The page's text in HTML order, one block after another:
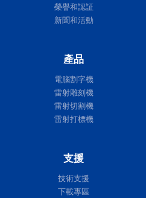
榮譽和認証
新聞和活動
產品
電腦割字機
雷射雕刻機
雷射切割機
雷射打標機
支援
技術支援
下載專區